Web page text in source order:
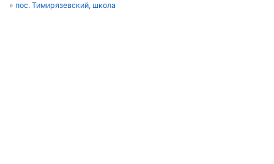
» пос. Тимирязевский, школа